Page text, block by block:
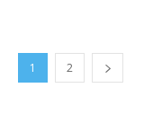
1 2